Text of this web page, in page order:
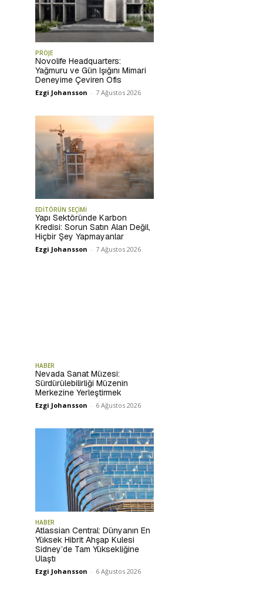
PROJE
Novolife Headquarters:
Yağmuru ve Gün Işığını Mimari
Deneyime Çeviren Ofis
Ezgi Johansson - 7 Ağustos 2026
EDİTÖRÜN SEÇİMİ
Yapı Sektöründe Karbon
Kredisi: Sorun Satın Alan Değil,
Hiçbir Şey Yapmayanlar
Ezgi Johansson - 7 Ağustos 2026
HABER
Nevada Sanat Müzesi:
Sürdürülebilirliği Müzenin
Merkezine Yerleştirmek
Ezgi Johansson - 6 Ağustos 2026
HABER
Atlassian Central: Dünyanın En
Yüksek Hibrit Ahşap Kulesi
Sidney’de Tam Yüksekliğine
Ulaştı
Ezgi Johansson - 6 Ağustos 2026